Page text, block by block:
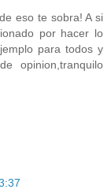
eso te sobra! A si
por hacer lo
para todos y
opinion,tranquilo